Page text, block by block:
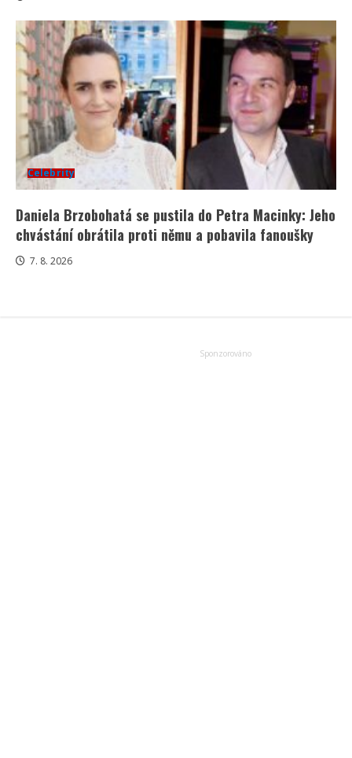
Celebrity
Daniela Brzobohatá se pustila do Petra Macinky: Jeho
chvástání obrátila proti němu a pobavila fanoušky
7. 8. 2026